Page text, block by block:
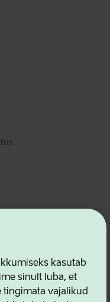
kasutab
sinult luba, et
tingimata vajalikud